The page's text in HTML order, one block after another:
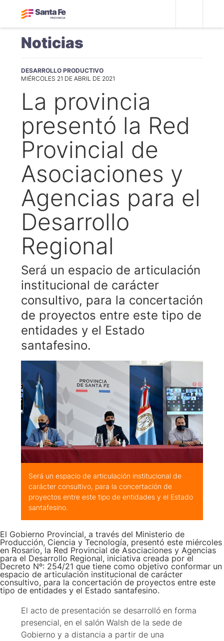
Noticias
DESARROLLO PRODUCTIVO
MIÉRCOLES 21 DE ABRIL DE 2021
La provincia
presentó la Red
Provincial de
Asociaciones y
Agencias para el
Desarrollo
Regional
Será un espacio de articulación
institucional de carácter
consultivo, para la concertación
de proyectos entre este tipo de
entidades y el Estado
santafesino.
Será un espacio de articulación institucional de
carácter consultivo, para la concertación de
proyectos entre este tipo de entidades y el Estado
santafesino.
El Gobierno Provincial, a través del Ministerio de
Producción, Ciencia y Tecnología, presentó este miércoles
en Rosario, la Red Provincial de Asociaciones y Agencias
para el Desarrollo Regional, iniciativa creada por el
Decreto Nº: 254/21 que tiene como objetivo conformar un
espacio de articulación institucional de carácter
consultivo, para la concertación de proyectos entre este
tipo de entidades y el Estado santafesino.
El acto de presentación se desarrolló en forma
presencial, en el salón Walsh de la sede de
Gobierno y a distancia a partir de una